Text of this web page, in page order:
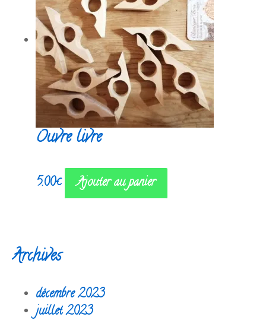
Ouvre livre
5.00€ Ajouter au panier
Archives
décembre 2023
juillet 2023